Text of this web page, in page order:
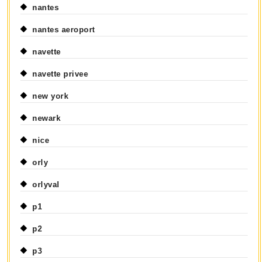
nantes
nantes aeroport
navette
navette privee
new york
newark
nice
orly
orlyval
p1
p2
p3